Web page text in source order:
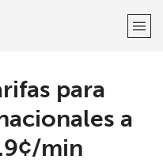
para
a
min